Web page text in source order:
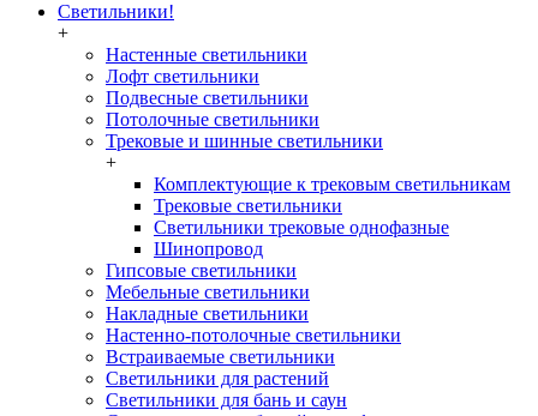
Светильники!
+
Настенные светильники
Лофт светильники
Подвесные светильники
Потолочные светильники
Трековые и шинные светильники
+
Комплектующие к трековым светильникам
Трековые светильники
Светильники трековые однофазные
Шинопровод
Гипсовые светильники
Мебельные светильники
Накладные светильники
Настенно-потолочные светильники
Встраиваемые светильники
Светильники для растений
Светильники для бань и саун